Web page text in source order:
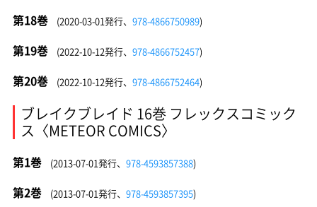
第18巻 (2020-03-01発行、 978-4866750989)
第19巻 (2022-10-12発行、 978-4866752457)
第20巻 (2022-10-12発行、 978-4866752464)
ブレイクブレイド 16巻 フレックスコミック
ス〈METEOR COMICS〉
第1巻 (2013-07-01発行、 978-4593857388)
第2巻 (2013-07-01発行、 978-4593857395)